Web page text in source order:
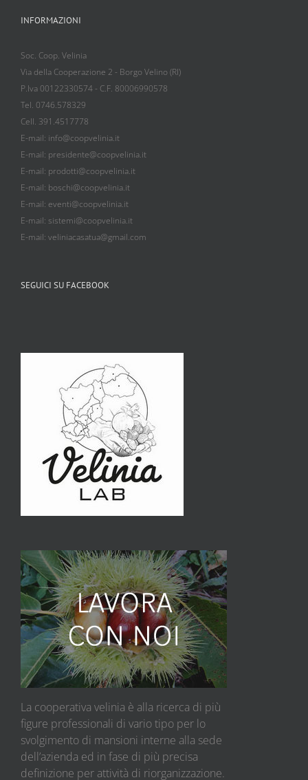
INFORMAZIONI
Soc. Coop. Velinia
Via della Cooperazione 2 - Borgo Velino (RI)
P.Iva 00122330574 - C.F. 80006990578
Tel. 0746.578329
Cell. 391.4517778
E-mail: info@coopvelinia.it
E-mail: presidente@coopvelinia.it
E-mail: prodotti@coopvelinia.it
E-mail: boschi@coopvelinia.it
E-mail: eventi@coopvelinia.it
E-mail: sistemi@coopvelinia.it
E-mail: veliniacasatua@gmail.com
SEGUICI SU FACEBOOK
La cooperativa velinia è alla ricerca di più
figure professionali di vario tipo per lo
svolgimento di mansioni interne alla sede
dell’azienda ed in fase di più precisa
definizione per attività di riorganizzazione.